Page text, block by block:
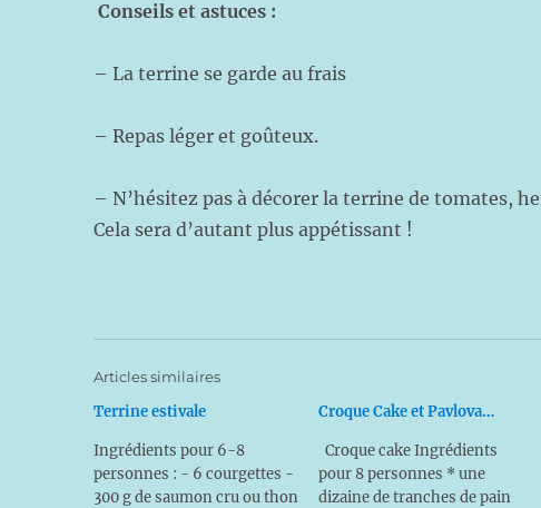
Conseils et astuces :
– La terrine se garde au frais
– Repas léger et goûteux.
– N’hésitez pas à décorer la terrine de tomates,
Cela sera d’autant plus appétissant !
Articles similaires
Terrine estivale
Ingrédients pour 6-8
personnes : - 6 courgettes -
300 g de saumon cru ou thon
Croque Cake et Pavlova…
Croque cake Ingrédients
pour 8 personnes * une
dizaine de tranches de pain